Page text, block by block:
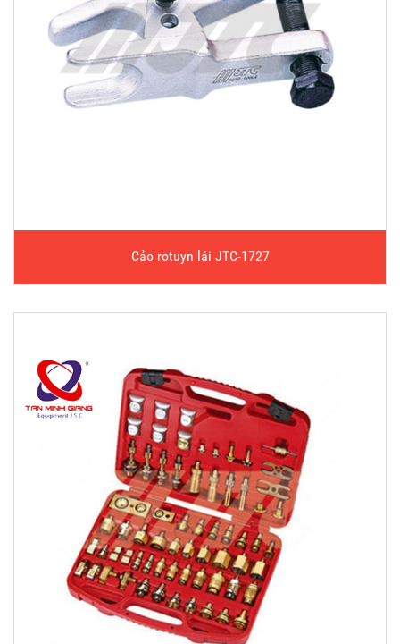
Cảo rotuyn lái JTC-1727